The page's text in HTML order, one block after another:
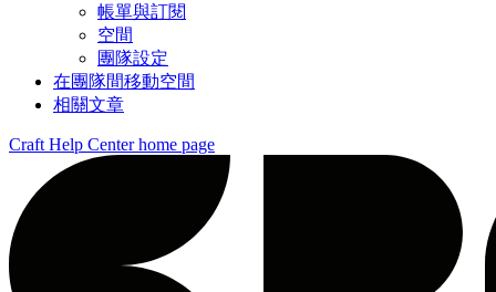
帳單與訂閱
空間
團隊設定
在團隊間移動空間
相關文章
Craft Help Centerhome page